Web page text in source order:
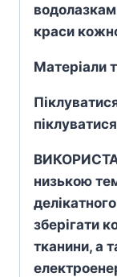
краси
Матеріали
низькою
зберігати
тканини, а